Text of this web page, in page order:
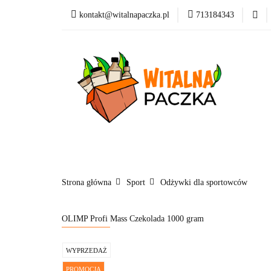
kontakt@witalnapaczka.pl 713184343
Marki Blog
Kategorie
Nowości
Strona główna Sport Odżywki dla sportowców
OLIMP Profi Mass Czekolada 1000 gram
WYPRZEDAŻ
PROMOCJA